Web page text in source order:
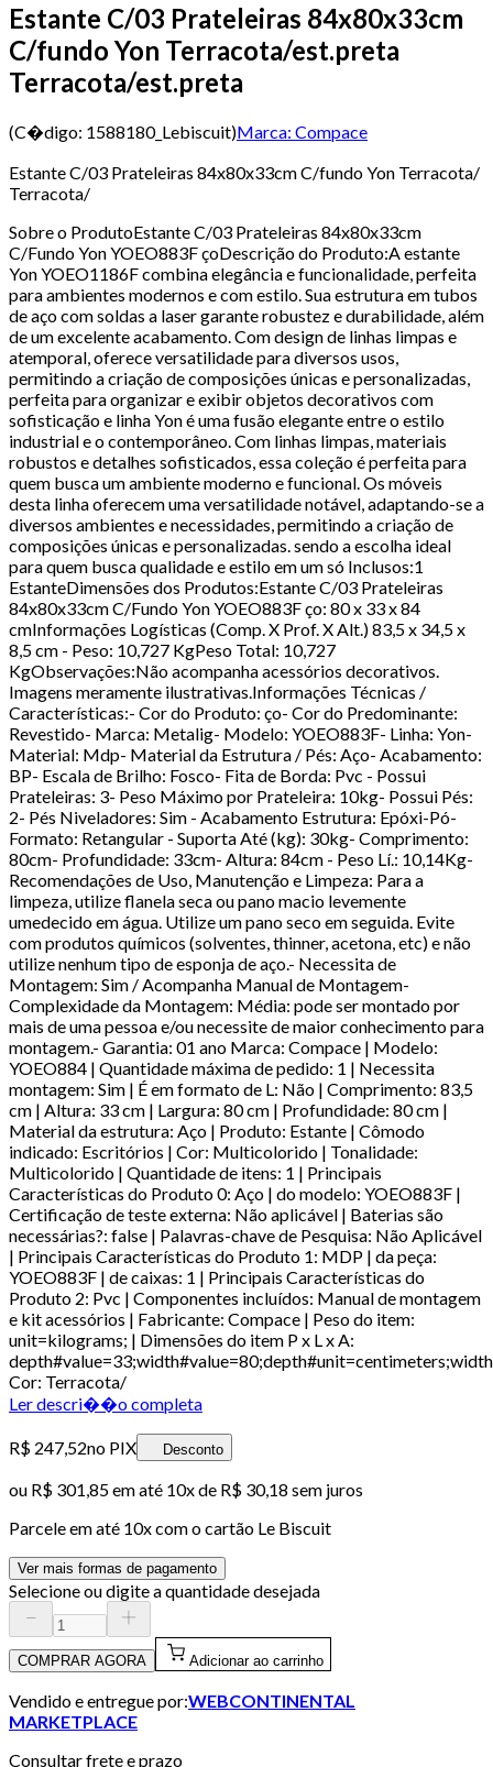
Estante C/03 Prateleiras 84x80x33cm
C/fundo Yon Terracota/est.preta
Terracota/est.preta
(C�digo: 1588180_Lebiscuit)Marca: Compace
Estante C/03 Prateleiras 84x80x33cm C/fundo Yon Terracota/
Terracota/
Sobre o ProdutoEstante C/03 Prateleiras 84x80x33cm
C/Fundo Yon YOEO883F çoDescrição do Produto:A estante
Yon YOEO1186F combina elegância e funcionalidade, perfeita
para ambientes modernos e com estilo. Sua estrutura em tubos
de aço com soldas a laser garante robustez e durabilidade, além
de um excelente acabamento. Com design de linhas limpas e
atemporal, oferece versatilidade para diversos usos,
permitindo a criação de composições únicas e personalizadas,
perfeita para organizar e exibir objetos decorativos com
sofisticação e linha Yon é uma fusão elegante entre o estilo
industrial e o contemporâneo. Com linhas limpas, materiais
robustos e detalhes sofisticados, essa coleção é perfeita para
quem busca um ambiente moderno e funcional. Os móveis
desta linha oferecem uma versatilidade notável, adaptando-se a
diversos ambientes e necessidades, permitindo a criação de
composições únicas e personalizadas. sendo a escolha ideal
para quem busca qualidade e estilo em um só Inclusos:1
EstanteDimensões dos Produtos:Estante C/03 Prateleiras
84x80x33cm C/Fundo Yon YOEO883F ço: 80 x 33 x 84
cmInformações Logísticas (Comp. X Prof. X Alt.) 83,5 x 34,5 x
8,5 cm - Peso: 10,727 KgPeso Total: 10,727
KgObservações:Não acompanha acessórios decorativos.
Imagens meramente ilustrativas.Informações Técnicas /
Características:- Cor do Produto: ço- Cor do Predominante:
Revestido- Marca: Metalig- Modelo: YOEO883F- Linha: Yon-
Material: Mdp- Material da Estrutura / Pés: Aço- Acabamento:
BP- Escala de Brilho: Fosco- Fita de Borda: Pvc - Possui
Prateleiras: 3- Peso Máximo por Prateleira: 10kg- Possui Pés:
2- Pés Niveladores: Sim - Acabamento Estrutura: Epóxi-Pó-
Formato: Retangular - Suporta Até (kg): 30kg- Comprimento:
80cm- Profundidade: 33cm- Altura: 84cm - Peso Lí.: 10,14Kg-
Recomendações de Uso, Manutenção e Limpeza: Para a
limpeza, utilize flanela seca ou pano macio levemente
umedecido em água. Utilize um pano seco em seguida. Evite
com produtos químicos (solventes, thinner, acetona, etc) e não
utilize nenhum tipo de esponja de aço.- Necessita de
Montagem: Sim / Acompanha Manual de Montagem-
Complexidade da Montagem: Média: pode ser montado por
mais de uma pessoa e/ou necessite de maior conhecimento para
montagem.- Garantia: 01 ano Marca: Compace | Modelo:
YOEO884 | Quantidade máxima de pedido: 1 | Necessita
montagem: Sim | É em formato de L: Não | Comprimento: 83,5
cm | Altura: 33 cm | Largura: 80 cm | Profundidade: 80 cm |
Material da estrutura: Aço | Produto: Estante | Cômodo
indicado: Escritórios | Cor: Multicolorido | Tonalidade:
Multicolorido | Quantidade de itens: 1 | Principais
Características do Produto 0: Aço | do modelo: YOEO883F |
Certificação de teste externa: Não aplicável | Baterias são
necessárias?: false | Palavras-chave de Pesquisa: Não Aplicável
| Principais Características do Produto 1: MDP | da peça:
YOEO883F | de caixas: 1 | Principais Características do
Produto 2: Pvc | Componentes incluídos: Manual de montagem
e kit acessórios | Fabricante: Compace | Peso do item:
unit=kilograms; | Dimensões do item P x L x A:
Cor: Terracota/
Ler descri��o completa
R$ 247,52no PIX Desconto
ou R$ 301,85em até 10x de R$ 30,18 sem juros
Parcele em até 10x com o cartão Le Biscuit
Ver mais formas de pagamento
Selecione ou digite a quantidade desejada
COMPRAR AGORA Adicionar ao carrinho
Vendido e entregue por:WEBCONTINENTAL
MARKETPLACE
Consultar frete e prazo